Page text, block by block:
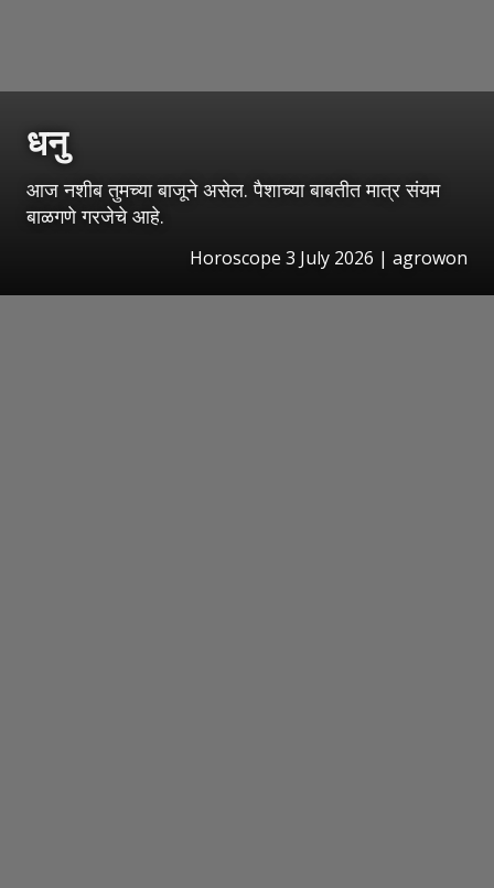
धनु
आज नशीब तुमच्या बाजूने असेल. पैशाच्या बाबतीत मात्र संयम
बाळगणे गरजेचे आहे.
Horoscope 3 July 2026 | agrowon